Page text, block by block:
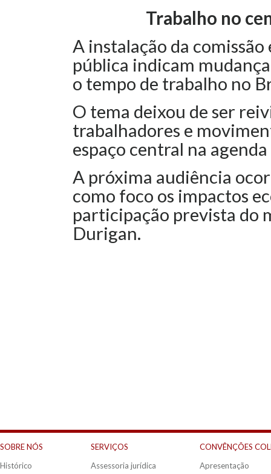
Trabalho no
A instalação da
pública indicam
o tempo de trabalho no
O tema deixou de ser
trabalhadores e
espaço central na
A próxima audiência
como foco os impactos
participação prevista do
Durigan.
SOBRE NÓS
Histórico
SERVIÇOS
Assessoria jurídica
CONVÊNÇÕES
Apresentação